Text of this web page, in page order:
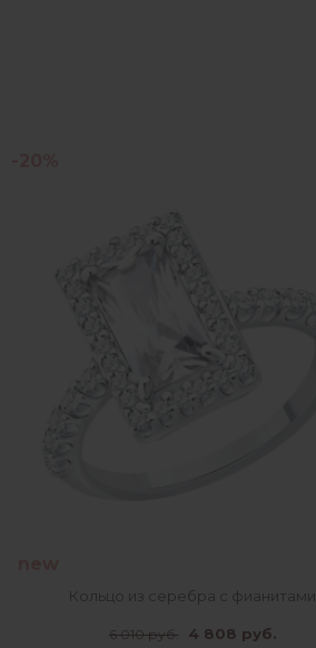
Кольцо из серебра с фианитами
6 010 руб. 4 808 руб.